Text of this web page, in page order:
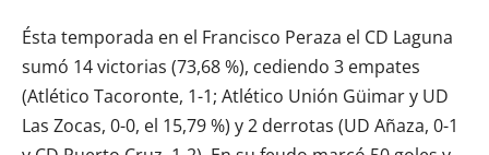
Ésta temporada en el Francisco Peraza el CD Laguna
sumó 14 victorias (73,68 %), cediendo 3 empates
(Atlético Tacoronte, 1-1; Atlético Unión Güimar y UD
Las Zocas, 0-0, el 15,79 %) y 2 derrotas (UD Añaza, 0-1